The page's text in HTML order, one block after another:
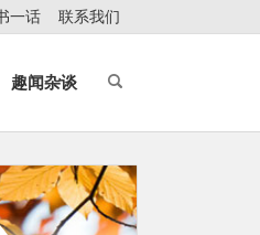
一话 联系我们
趣闻杂谈